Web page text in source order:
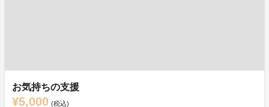
お気持ちの支援
¥5,000 (税込)